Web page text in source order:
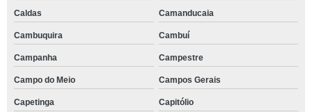
Caldas Camanducaia
Cambuquira Cambuí
Campanha Campestre
Campo do Meio Campos Gerais
Capetinga Capitólio